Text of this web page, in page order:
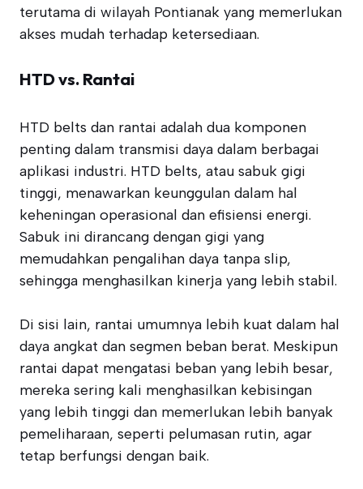
terutama di wilayah Pontianak yang memerlukan
akses mudah terhadap ketersediaan.
HTD vs. Rantai
HTD belts dan rantai adalah dua komponen
penting dalam transmisi daya dalam berbagai
aplikasi industri. HTD belts, atau sabuk gigi
tinggi, menawarkan keunggulan dalam hal
keheningan operasional dan efisiensi energi.
Sabuk ini dirancang dengan gigi yang
memudahkan pengalihan daya tanpa slip,
sehingga menghasilkan kinerja yang lebih stabil.
Di sisi lain, rantai umumnya lebih kuat dalam hal
daya angkat dan segmen beban berat. Meskipun
rantai dapat mengatasi beban yang lebih besar,
mereka sering kali menghasilkan kebisingan
yang lebih tinggi dan memerlukan lebih banyak
pemeliharaan, seperti pelumasan rutin, agar
tetap berfungsi dengan baik.